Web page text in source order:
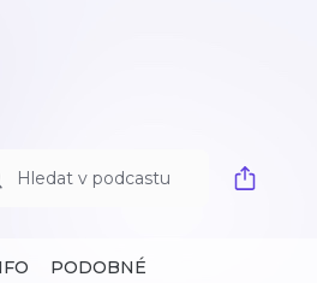
PODOBNÉ